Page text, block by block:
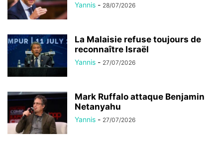
Yannis - 28/07/2026
La Malaisie refuse toujours de
reconnaître Israël
Yannis - 27/07/2026
Mark Ruffalo attaque Benjamin
Netanyahu
Yannis - 27/07/2026